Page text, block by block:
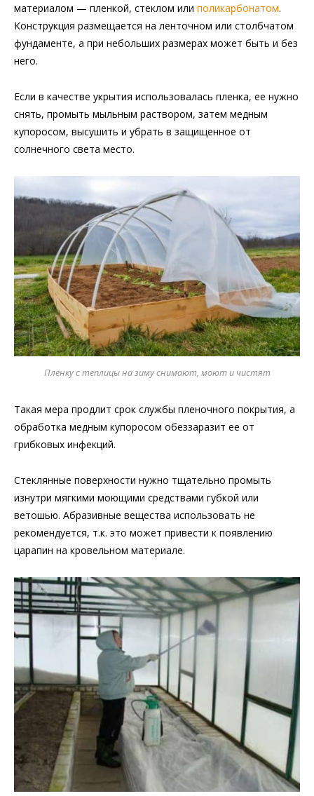
материалом — пленкой, стеклом или поликарбонатом.
Конструкция размещается на ленточном или столбчатом
фундаменте, а при небольших размерах может быть и без
него.
Если в качестве укрытия использовалась пленка, ее нужно
снять, промыть мыльным раствором, затем медным
купоросом, высушить и убрать в защищенное от
солнечного света место.
Плёнку с теплицы на зиму снимают, моют и чистят
Такая мера продлит срок службы пленочного покрытия, а
обработка медным купоросом обеззаразит ее от
грибковых инфекций.
Стеклянные поверхности нужно тщательно промыть
изнутри мягкими моющими средствами губкой или
ветошью. Абразивные вещества использовать не
рекомендуется, т.к. это может привести к появлению
царапин на кровельном материале.